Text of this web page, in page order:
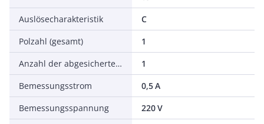
Auslösecharakteristik
C
Polzahl (gesamt)
1
Anzahl der abgesicherten Pole
1
Bemessungsstrom
0,5 A
Bemessungsspannung
220 V